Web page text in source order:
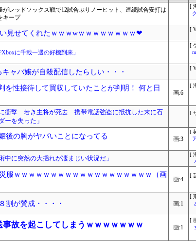
レッドソックス戦で12試合ぶりノーヒット、連続試合安打は
キープ
[
見せてくれたｗｗｗwｗｗｗｗｗｗｗｗ❤
[
に千載一遇の好機到来」
[
ャバ嬢が自殺配信したらしい・・・
[
を性接待して買収していたことが判明！ 何と日
画:6
[
に衝撃 若き主将が死去 携帯電話強盗に抵抗した末に石
を失った」
[
後の胸がヤバいことになってる 画:3
[
に突然の大揺れが凄まじい状況だ」
[
服ｗｗｗｗｗｗｗｗｗｗｗｗｗｗｗｗｗｗｗ（画
画:4
[
割が賛成・・・・ 画:1
[
事故を起こしてしまうｗｗｗｗｗｗｗ 画:1
[